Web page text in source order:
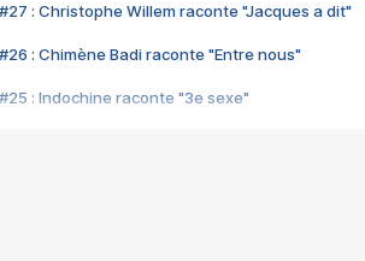
#27 : Christophe Willem raconte "Jacques a dit"
#26 : Chimène Badi raconte "Entre nous"
#25 : Indochine raconte "3e sexe"